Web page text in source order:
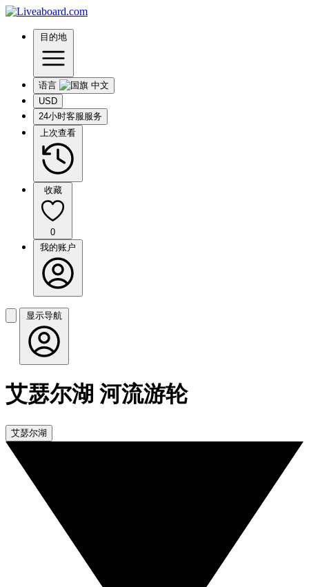
目的地
语言
USD
24小时客服服务
上次查看
收藏
0
我的账户
显示导航
艾瑟尔湖 河流游轮
艾瑟尔湖